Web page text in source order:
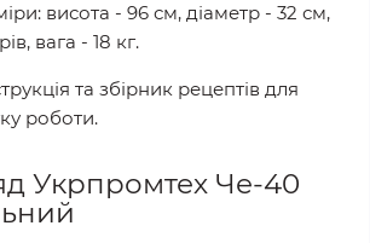
висота - 96 см, діаметр - 32 см,
вага - 18 кг.
та збірник рецептів для
роботи.
Укрпромтех Че-40